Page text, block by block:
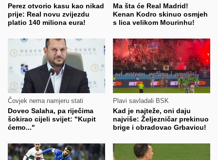
Perez otvorio kasu kao nikad
prije: Real novu zvijezdu
platio 140 miliona eura!
Ma šta će Real Madrid!
Kenan Kodro skinuo osmjeh
s lica velikom Mourinhu!
Čovjek nema namjeru stati
Doveo Salaha, pa riječima
šokirao cijeli svijet: "Kupit
ćemo..."
Plavi savladali BSK
Kad je najteže, oni daju
najviše: Željezničar prekinuo
brige i obradovao Grbavicu!